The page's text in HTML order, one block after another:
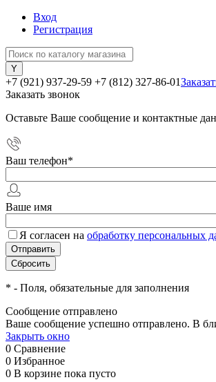
Вход
Регистрация
+7 (921) 937-29-59 +7 (812) 327-86-01
Заказать звонок
Оставьте Ваше сообщение и контактные
Ваш телефон*
Ваше имя
Я согласен на обработку персональных
* - Поля, обязательные для заполнения
Сообщение отправлено
Ваше сообщение успешно отправлено. В
Закрыть окно
0 Сравнение
0 Избранное
0 В корзине пока пусто